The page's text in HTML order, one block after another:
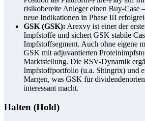
risikobereite Anleger einen Buy-Case
neue Indikationen in Phase III
GSK (GSK): Arexvy ist einer der
Impfstoffe und sichert GSK stabile
Impfstoffsegment. Auch ohne eigene
GSK mit adjuvantierten
Marktstellung. Die RSV-Dynamik
Impfstoffportfolio (u.a. Shingrix) und
Margen, was GSK für
interessant macht.
Halten (Hold)